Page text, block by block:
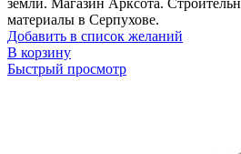
материалы в Серпухове.
Добавить в список желаний
В корзину
Быстрый просмотр